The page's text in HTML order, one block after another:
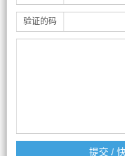
验证的码